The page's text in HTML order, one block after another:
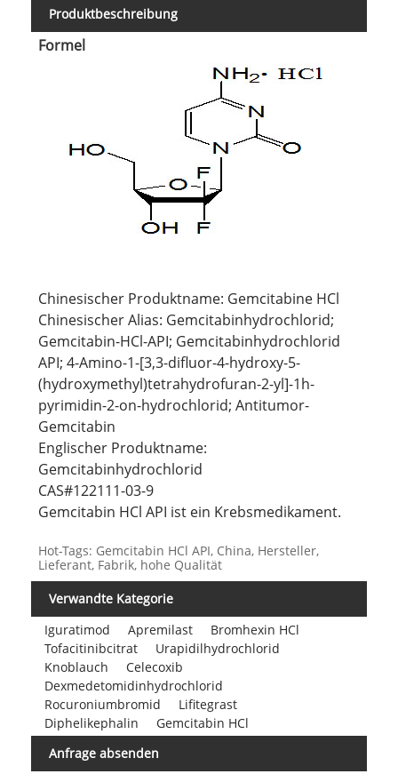
Produktbeschreibung
Formel
Chinesischer Produktname: Gemcitabine HCl
Chinesischer Alias: Gemcitabinhydrochlorid;
Gemcitabin-HCl-API; Gemcitabinhydrochlorid
API; 4-Amino-1-[3,3-difluor-4-hydroxy-5-
(hydroxymethyl)tetrahydrofuran-2-yl]-1h-
pyrimidin-2-on-hydrochlorid; Antitumor-
Gemcitabin
Englischer Produktname:
Gemcitabinhydrochlorid
CAS#122111-03-9
Gemcitabin HCl API ist ein Krebsmedikament.
Hot-Tags: Gemcitabin HCl API, China, Hersteller,
Lieferant, Fabrik, hohe Qualität
Verwandte Kategorie
Iguratimod
Apremilast
Bromhexin HCl
Tofacitinibcitrat
Urapidilhydrochlorid
Knoblauch
Celecoxib
Dexmedetomidinhydrochlorid
Rocuroniumbromid
Lifitegrast
Diphelikephalin
Gemcitabin HCl
Anfrage absenden